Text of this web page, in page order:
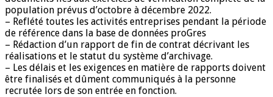
population prévus d’octobre à décembre 2022.
– Reflété toutes les activités entreprises pendant la période
de référence dans la base de données proGres
– Rédaction d’un rapport de fin de contrat décrivant les
réalisations et le statut du système d’archivage.
– Les délais et les exigences en matière de rapports doivent
être finalisés et dûment communiqués à la personne
recrutée lors de son entrée en fonction.